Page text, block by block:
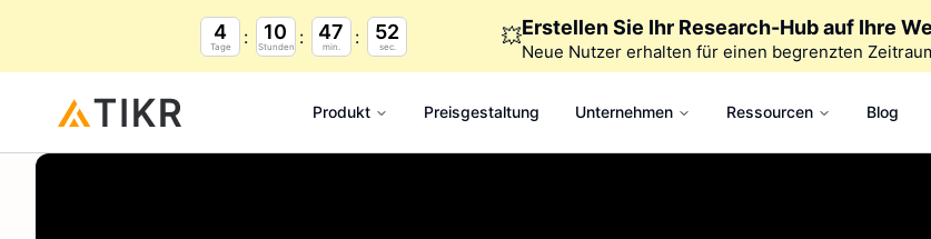
4
Tage
10
Stunden
47
min.
51
sec. 💥Erstellen Sie Ihr Research-Hub auf Ihre
Neue Nutzer erhalten für einen begrenzten
Produkt Preisgestaltung Unternehmen Ressourcen Blog